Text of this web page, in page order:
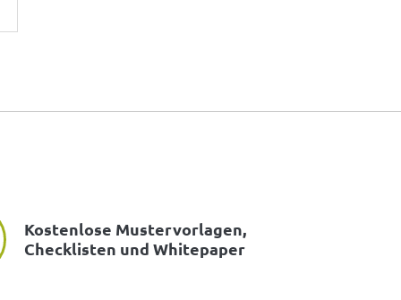
Kostenlose Mustervorlagen,
Checklisten und Whitepaper